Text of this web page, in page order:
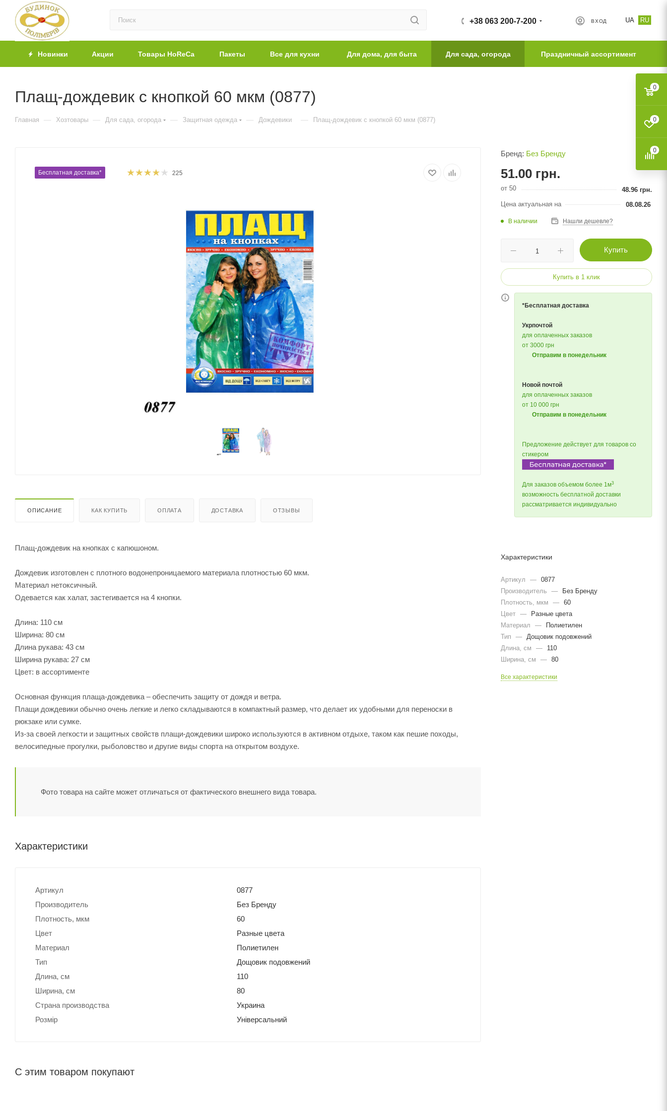
UA RU
ВХОД
+38 063 200-7-200
Новинки Акции Товары HoReCa Пакеты Все для кухни Для дома, для быта Для сада, огорода Праздничный ассортимент
Плащ-дождевик с кнопкой 60 мкм (0877)
Главная — Хозтовары — Для сада, огорода — Защитная одежда — Дождевики — Плащ-дождевик с кнопкой 60 мкм (0877)
Бесплатная доставка* 225
ОПИСАНИЕ КАК КУПИТЬ ОПЛАТА ДОСТАВКА ОТЗЫВЫ
Плащ-дождевик на кнопках с капюшоном.
Дождевик изготовлен с плотного водонепроницаемого материала плотностью 60 мкм.
Материал нетоксичный.
Одевается как халат, застегивается на 4 кнопки.
Длина: 110 см
Ширина: 80 см
Длина рукава: 43 см
Ширина рукава: 27 см
Цвет: в ассортименте
Основная функция плаща-дождевика – обеспечить защиту от дождя и ветра.
Плащи дождевики обычно очень легкие и легко складываются в компактный размер, что делает их удобными для переноски в
рюкзаке или сумке.
Из-за своей легкости и защитных свойств плащи-дождевики широко используются в активном отдыхе, таком как пешие походы,
велосипедные прогулки, рыболовство и другие виды спорта на открытом воздухе.
Фото товара на сайте может отличаться от фактического внешнего вида товара.
Характеристики
Артикул
0877
Производитель
Без Бренду
Плотность, мкм
60
Цвет
Разные цвета
Материал
Полиетилен
Тип
Дощовик подовжений
Длина, cм
110
Ширина, cм
80
Страна производства
Украина
Розмір
Універсальний
С этим товаром покупают
Бренд: Без Бренду
51.00 грн.
от 50 48.96 грн.
Цена актуальная на
08.08.26
В наличии Нашли дешевле?
Купить
Купить в 1 клик
*Бесплатная доставка
Укрпочтой
для оплаченных заказов
от 3000 грн
Отправим в понедельник
Новой почтой
для оплаченных заказов
от 10 000 грн
Отправим в понедельник
Предложение действует для товаров со
стикером
Для заказов объемом более 1м3
возможность бесплатной доставки
рассматривается индивидуально
Характеристики
Артикул — 0877
Производитель
—
Без Бренду
Плотность, мкм
— 60
Цвет —
Разные цвета
Материал
—
Полиетилен
Тип
—
Дощовик подовжений
Длина, cм
—
110
Ширина, cм
— 80
Все характеристики
0
0
0